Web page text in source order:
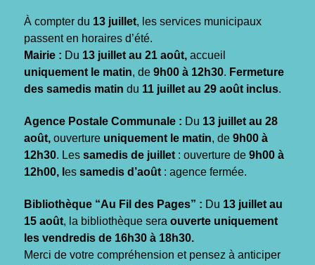
À compter du 13 juillet, les services municipaux
passent en horaires d’été.
Mairie : Du 13 juillet au 21 août, accueil
uniquement le matin, de 9h00 à 12h30. Fermeture
des samedis matin du 11 juillet au 29 août inclus.
Agence Postale Communale : Du 13 juillet au 28
août, ouverture uniquement le matin, de 9h00 à
12h30. Les samedis de juillet : ouverture de 9h00 à
12h00, l es samedis d’août : agence fermée.
Bibliothèque “Au Fil des Pages” : Du 13 juillet au
15 août, la bibliothèque sera ouverte uniquement
les vendredis de 16h30 à 18h30.
Merci de votre compréhension et pensez à anticiper